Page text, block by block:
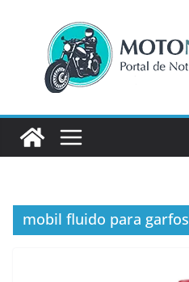
conteúdo
mobil fluido para garfos